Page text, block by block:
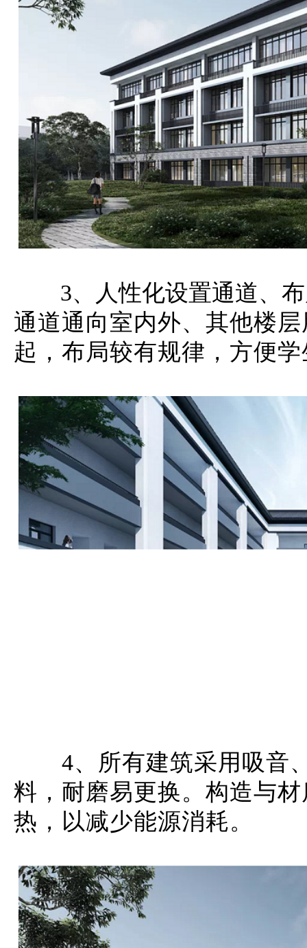
3、人性化设置通道、
通道通向室内外、其他楼
起，布局较有规律，方便
4、所有建筑采用吸音
料，耐磨易更换。 构造与
热，以减少能源消耗。